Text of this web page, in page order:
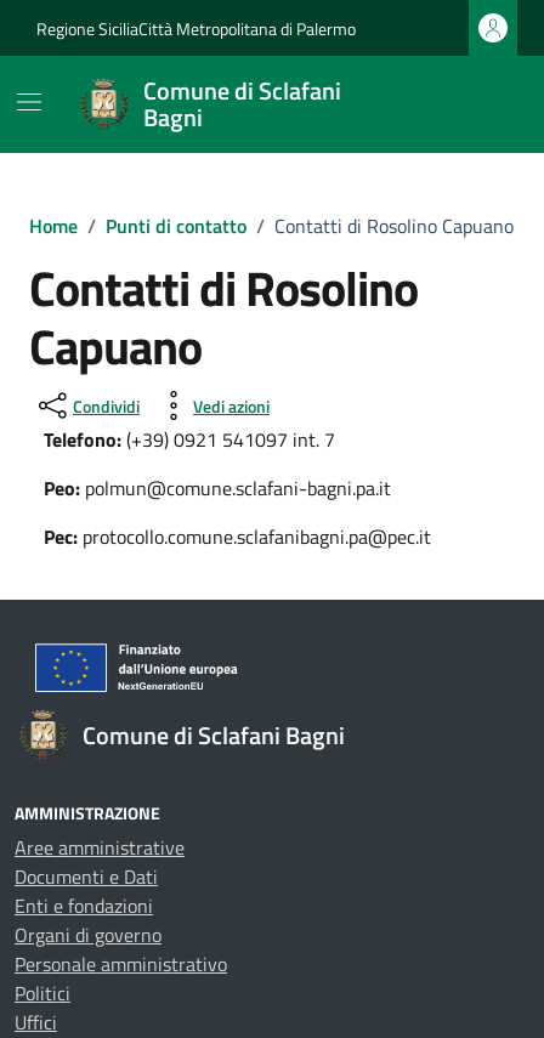
Regione SiciliaCittà Metropolitana di Palermo
Comune di Sclafani
Bagni
Home / Punti di contatto / Contatti di Rosolino Capuano
Contatti di Rosolino
Capuano
Condividi Vedi azioni
Telefono:(+39) 0921 541097 int. 7
Peo: polmun@comune.sclafani-bagni.pa.it
Pec: protocollo.comune.sclafanibagni.pa@pec.it
Comune di Sclafani Bagni
AMMINISTRAZIONE
Aree amministrative
Documenti e Dati
Enti e fondazioni
Organi di governo
Personale amministrativo
Politici
Uffici